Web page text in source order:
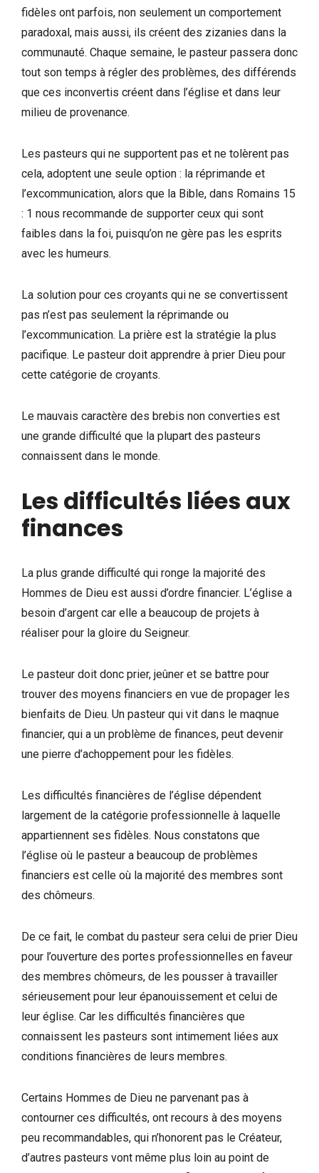
fidèles ont parfois, non seulement un comportement
paradoxal, mais aussi, ils créent des zizanies dans la
communauté. Chaque semaine, le pasteur passera donc
tout son temps à régler des problèmes, des différends
que ces inconvertis créent dans l’église et dans leur
milieu de provenance.
Les pasteurs qui ne supportent pas et ne tolèrent pas
cela, adoptent une seule option : la réprimande et
l’excommunication, alors que la Bible, dans Romains 15
: 1 nous recommande de supporter ceux qui sont
faibles dans la foi, puisqu’on ne gère pas les esprits
avec les humeurs.
La solution pour ces croyants qui ne se convertissent
pas n’est pas seulement la réprimande ou
l’excommunication. La prière est la stratégie la plus
pacifique. Le pasteur doit apprendre à prier Dieu pour
cette catégorie de croyants.
Le mauvais caractère des brebis non converties est
une grande difficulté que la plupart des pasteurs
connaissent dans le monde.
Les difficultés liées aux
finances
La plus grande difficulté qui ronge la majorité des
Hommes de Dieu est aussi d’ordre financier. L’église a
besoin d’argent car elle a beaucoup de projets à
réaliser pour la gloire du Seigneur.
Le pasteur doit donc prier, jeûner et se battre pour
trouver des moyens financiers en vue de propager les
bienfaits de Dieu. Un pasteur qui vit dans le maqnue
financier, qui a un problème de finances, peut devenir
une pierre d’achoppement pour les fidèles.
Les difficultés financières de l’église dépendent
largement de la catégorie professionnelle à laquelle
appartiennent ses fidèles. Nous constatons que
l’église où le pasteur a beaucoup de problèmes
financiers est celle où la majorité des membres sont
des chômeurs.
De ce fait, le combat du pasteur sera celui de prier Dieu
pour l’ouverture des portes professionnelles en faveur
des membres chômeurs, de les pousser à travailler
sérieusement pour leur épanouissement et celui de
leur église. Car les difficultés financières que
connaissent les pasteurs sont intimement liées aux
conditions financières de leurs membres.
Certains Hommes de Dieu ne parvenant pas à
contourner ces difficultés, ont recours à des moyens
peu recommandables, qui n’honorent pas le Créateur,
d’autres pasteurs vont même plus loin au point de